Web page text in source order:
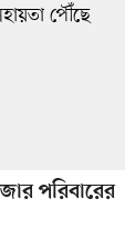
পরিবারের